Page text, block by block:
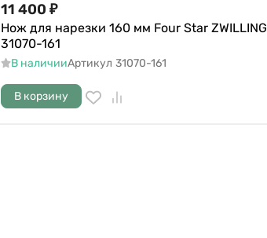
11 400 ₽
Нож для нарезки 160 мм Four Star ZWILLING
31070-161
В наличииАртикул 31070-161
В корзину